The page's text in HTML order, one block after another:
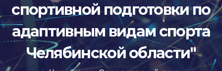
спортивной подготовки по
адаптивным видам спорта
Челябинской области"